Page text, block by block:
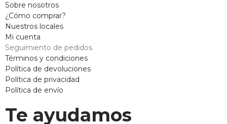
Sobre nosotros
¿Cómo comprar?
Nuestros locales
Mi cuenta
Seguimiento de pedidos
Términos y condiciones
Política de devoluciones
Política de privacidad
Política de envío
Te ayudamos